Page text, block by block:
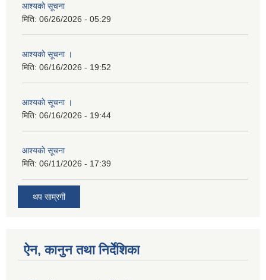
आश्यकाे सूचना
मिति: 06/26/2026 - 05:29
आश्यकाे सूचना ।
मिति: 06/16/2026 - 19:52
आश्यकाे सूचना ।
मिति: 06/16/2026 - 19:44
आश्यकाे सूचना
मिति: 06/11/2026 - 17:39
थप साम्रगी
ऐन, कानुन तथा निर्देशिका